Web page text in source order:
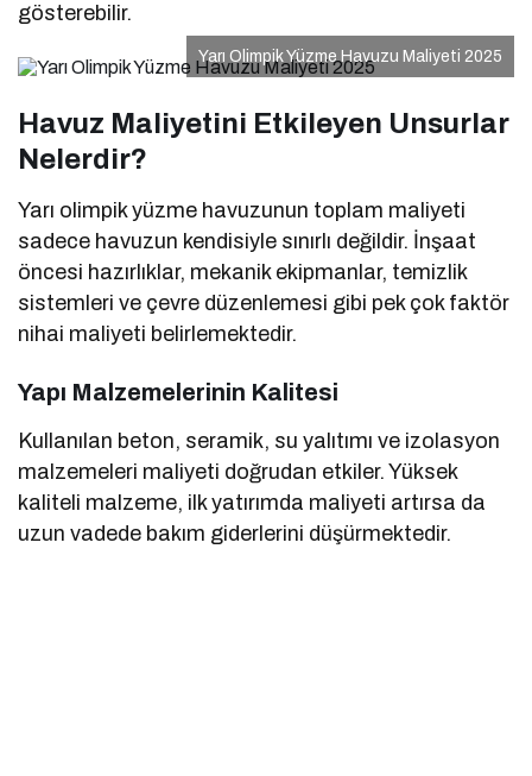
gösterebilir.
Yarı Olimpik Yüzme Havuzu Maliyeti 2025
Havuz Maliyetini Etkileyen Unsurlar
Nelerdir?
Yarı olimpik yüzme havuzunun toplam maliyeti
sadece havuzun kendisiyle sınırlı değildir. İnşaat
öncesi hazırlıklar, mekanik ekipmanlar, temizlik
sistemleri ve çevre düzenlemesi gibi pek çok faktör
nihai maliyeti belirlemektedir.
Yapı Malzemelerinin Kalitesi
Kullanılan beton, seramik, su yalıtımı ve izolasyon
malzemeleri maliyeti doğrudan etkiler. Yüksek
kaliteli malzeme, ilk yatırımda maliyeti artırsa da
uzun vadede bakım giderlerini düşürmektedir.